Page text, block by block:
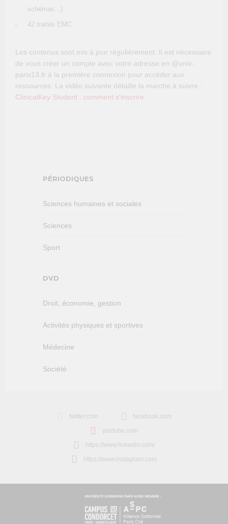
schémas...)
42 traités EMC
Les contenus sont mis à jour régulièrement. Il est nécessaire
de vous créer un compte avec votre adresse en @univ-
paris13.fr à la première connexion pour accéder aux
ressources. La vidéo suivante détaille la marche à suivre :
ClinicalKey Student : comment s'inscrire
PÉRIODIQUES
Sciences humaines et sociales
Sciences
Sport
DVD
Droit, économie, gestion
Activités physiques et sportives
Médecine
Société
twitter.com
facebook.com
youtube.com
https://www.linkedin.com/
https://www.instagram.com